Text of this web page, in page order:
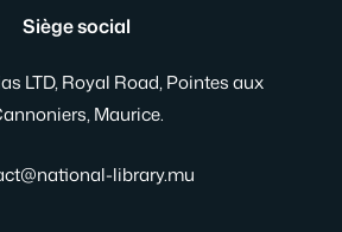
Siège social
LTD, Royal Road, Pointes aux
Maurice.
library.mu